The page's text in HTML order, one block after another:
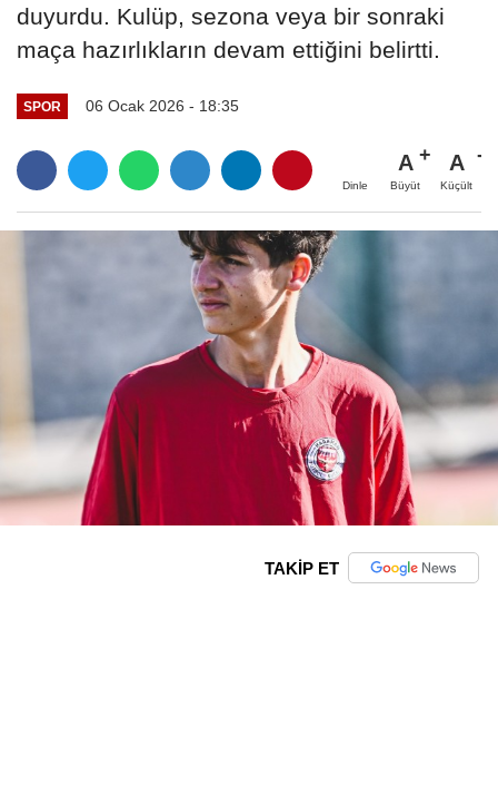
duyurdu. Kulüp, sezona veya bir sonraki
maça hazırlıkların devam ettiğini belirtti.
SPOR 06 Ocak 2026 - 18:35
Dinle
A
Büyüt
A
Küçült
TAKİP ET